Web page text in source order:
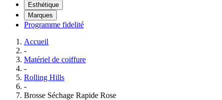
Esthétique
Marques
Programme fidelité
Accueil
-
Matériel de coiffure
-
Rolling Hills
-
Brosse Séchage Rapide Rose